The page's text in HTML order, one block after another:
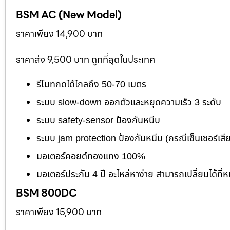
BSM AC (New Model)
ราคาเพียง 14,900 บาท
ราคาส่ง 9,500 บาท ถูกที่สุดในประเทศ
รีโมทกดได้ไกลถึง 50-70 เมตร
ระบบ slow-down ออกตัวและหยุดความเร็ว 3 ระดับ
ระบบ safety-sensor ป้องกันหนีบ
ระบบ jam protection ป้องกันหนีบ (กรณีเซ็นเซอร์เสี
มอเตอร์คอยด์ทองแทง 100%
มอเตอร์ประกัน 4 ปี อะไหล่หาง่าย สามารถเปลี่ยนได้ที่
BSM 800DC
ราคาเพียง 15,900 บาท